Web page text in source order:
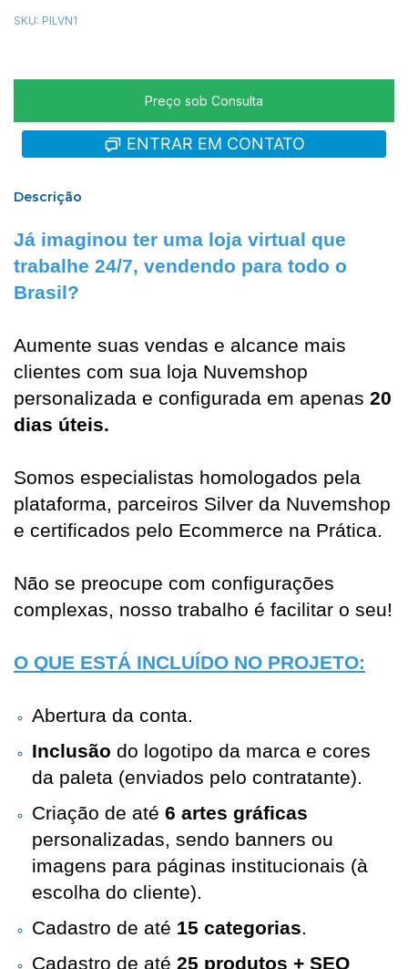
SKU: PILVN1
ENTRAR EM CONTATO
Descrição
Já imaginou ter uma loja virtual que
trabalhe 24/7, vendendo para todo o
Brasil?
Aumente suas vendas e alcance mais
clientes com sua loja Nuvemshop
personalizada e configurada em apenas 20
dias úteis.
Somos especialistas homologados pela
plataforma, parceiros Silver da Nuvemshop
e certificados pelo Ecommerce na Prática.
Não se preocupe com configurações
complexas, nosso trabalho é facilitar o seu!
O QUE ESTÁ INCLUÍDO NO PROJETO:
Abertura da conta.
Inclusão do logotipo da marca e cores
da paleta (enviados pelo contratante).
Criação de até 6 artes gráficas
personalizadas, sendo banners ou
imagens para páginas institucionais (à
escolha do cliente).
Cadastro de até 15 categorias.
Cadastro de até 25 produtos + SEO